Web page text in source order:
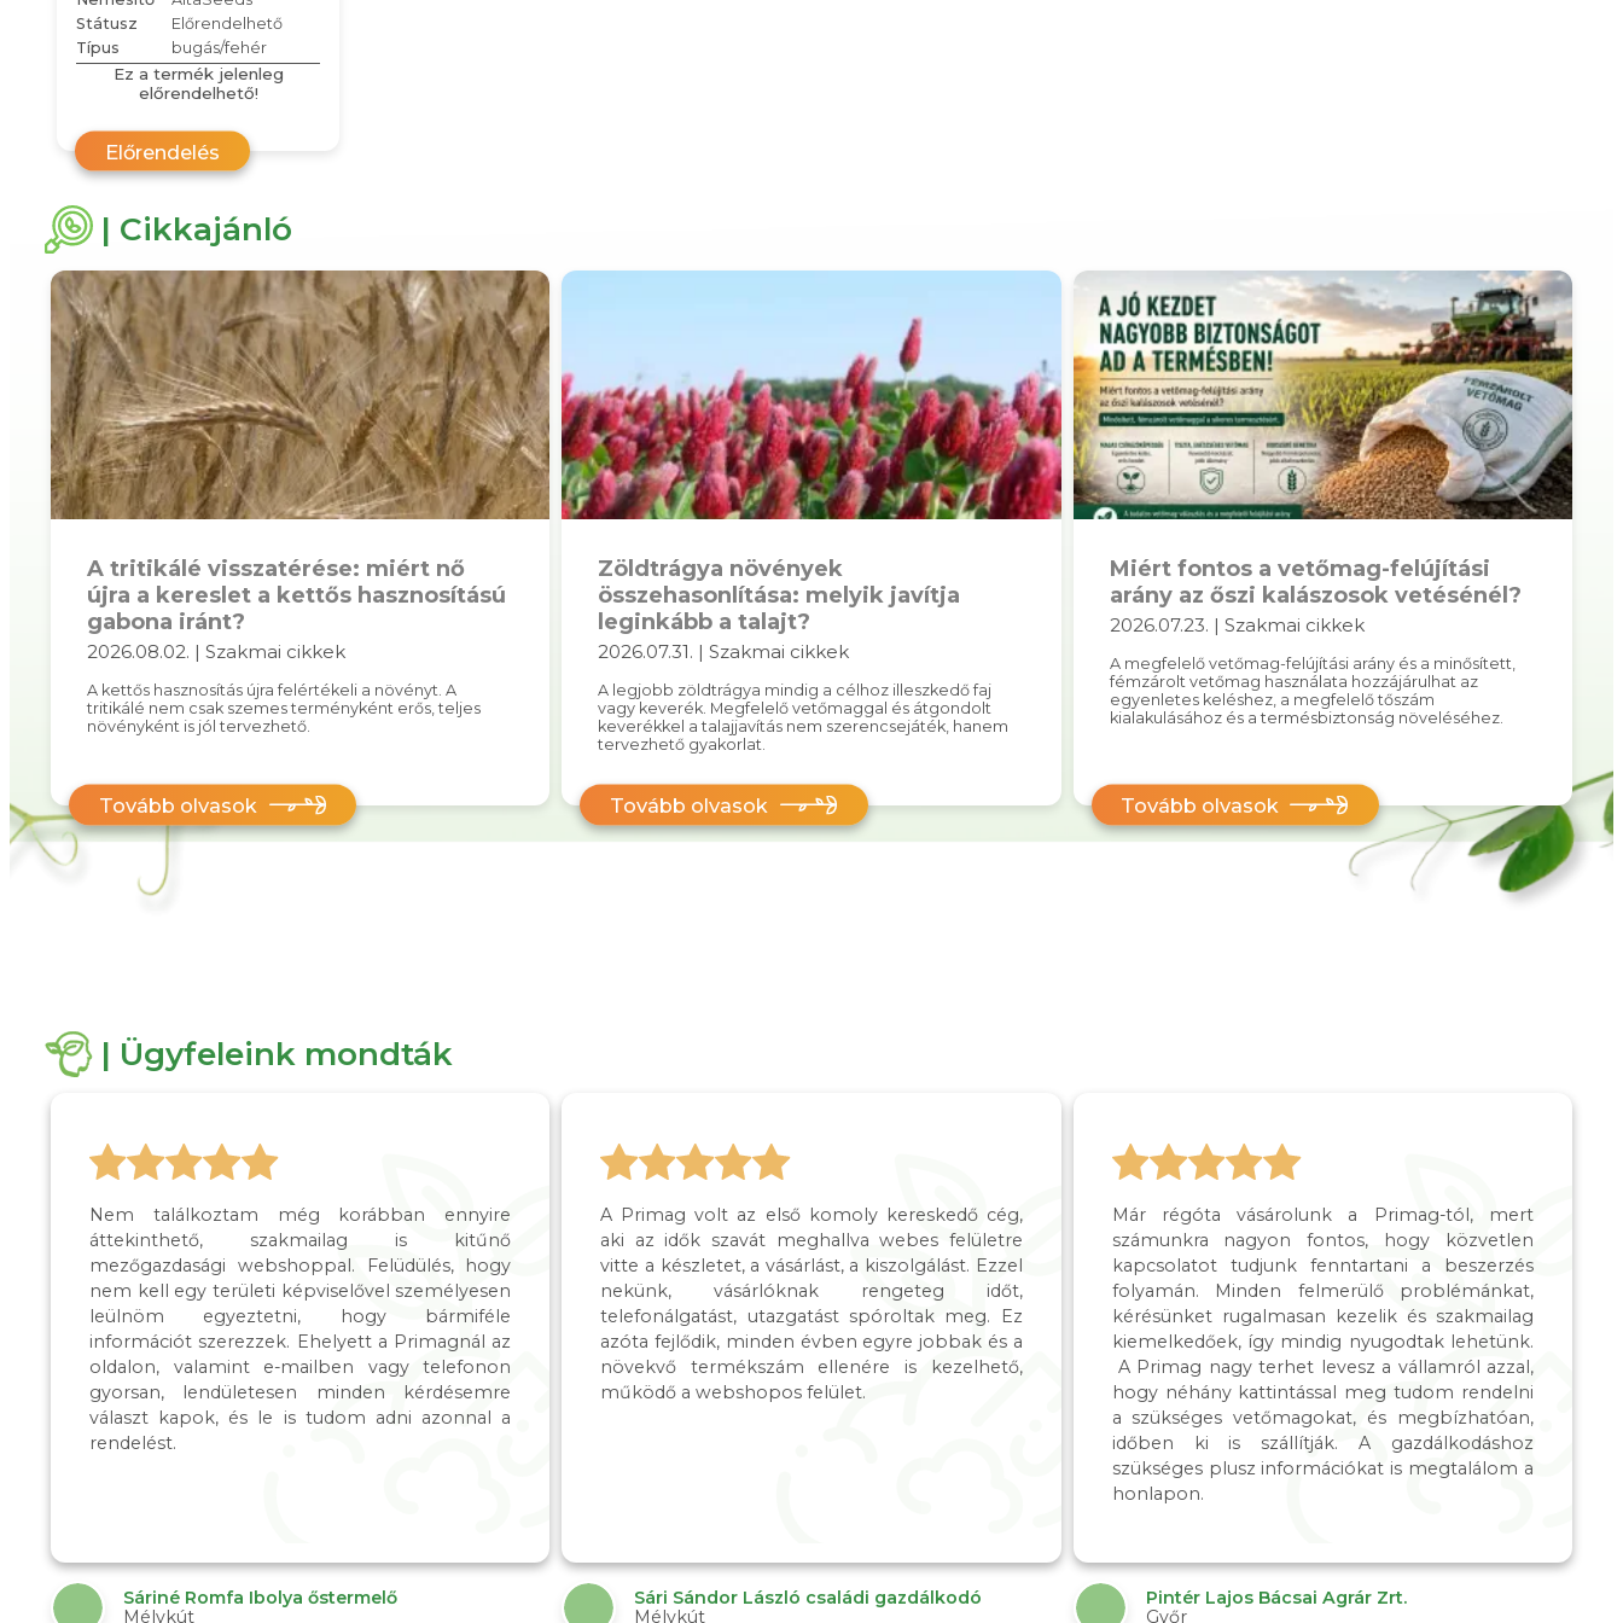
Státusz
Előrendelhető
Típus
bugás/fehér
Ez a termék jelenleg
előrendelhető!
Előrendelés
| Cikkajánló
A tritikálé visszatérése: miért nő
újra a kereslet a kettős hasznosítású
gabona iránt?
2026.08.02. | Szakmai cikkek
A kettős hasznosítás újra felértékeli a növényt. A
tritikálé nem csak szemes terményként erős, teljes
növényként is jól tervezhető.
Tovább olvasok
Zöldtrágya növények
összehasonlítása: melyik javítja
leginkább a talajt?
2026.07.31. | Szakmai cikkek
A legjobb zöldtrágya mindig a célhoz illeszkedő faj
vagy keverék. Megfelelő vetőmaggal és átgondolt
keverékkel a talajjavítás nem szerencsejáték, hanem
tervezhető gyakorlat.
Tovább olvasok
Miért fontos a vetőmag-felújítási
arány az őszi kalászosok vetésénél?
2026.07.23. | Szakmai cikkek
A megfelelő vetőmag-felújítási arány és a minősített,
fémzárolt vetőmag használata hozzájárulhat az
egyenletes keléshez, a megfelelő tőszám
kialakulásához és a termésbiztonság növeléséhez.
Tovább olvasok
| Ügyfeleink mondták
Nem találkoztam még korábban ennyire
áttekinthető, szakmailag is kitűnő
mezőgazdasági webshoppal. Felüdülés, hogy
nem kell egy területi képviselővel személyesen
leülnöm egyeztetni, hogy bármiféle
információt szerezzek. Ehelyett a Primagnál az
oldalon, valamint e-mailben vagy telefonon
gyorsan, lendületesen minden kérdésemre
választ kapok, és le is tudom adni azonnal a
rendelést.
Sáriné Romfa Ibolya őstermelő
Mélykút
A Primag volt az első komoly kereskedő cég,
aki az idők szavát meghallva webes felületre
vitte a készletet, a vásárlást, a kiszolgálást. Ezzel
nekünk, vásárlóknak rengeteg időt,
telefonálgatást, utazgatást spóroltak meg. Ez
azóta fejlődik, minden évben egyre jobbak és a
növekvő termékszám ellenére is kezelhető,
működő a webshopos felület.
Sári Sándor László családi gazdálkodó
Mélykút
Már régóta vásárolunk a Primag-tól, mert
számunkra nagyon fontos, hogy közvetlen
kapcsolatot tudjunk fenntartani a beszerzés
folyamán. Minden felmerülő problémánkat,
kérésünket rugalmasan kezelik és szakmailag
kiemelkedőek, így mindig nyugodtak lehetünk.
A Primag nagy terhet levesz a vállamról azzal,
hogy néhány kattintással meg tudom rendelni
a szükséges vetőmagokat, és megbízhatóan,
időben ki is szállítják. A gazdálkodáshoz
szükséges plusz információkat is megtalálom a
honlapon.
Pintér Lajos Bácsai Agrár Zrt.
Győr